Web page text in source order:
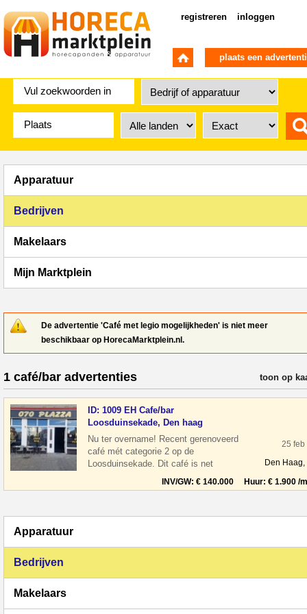
registreren inloggen
plaats een
Apparatuur
Bedrijven
Makelaars
Mijn Marktplein
De advertentie 'Café met legio mogelijkheden' is niet meer
beschikbaar op HorecaMarktplein.nl.
1 café/bar advertenties verfijn
toon op
ID: 1009 EH Cafe/bar
Loosduinsekade, Den haag
Nu ter overname! Recent gerenoveerd
café mét categorie 2 op de
Loosduinsekade. Dit café is net
gerenoveerd Het is compleet ingericht als
bar, maar met
25 feb
Den Haag,
INV/GW: € 140.000 Huur: € 1.900 /
Apparatuur
Bedrijven
Makelaars